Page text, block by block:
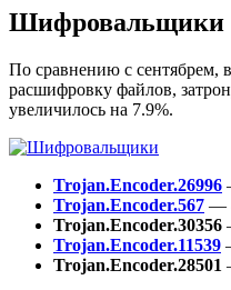
Шифровальщики
По сравнению с сентябрем,
расшифровку файлов,
увеличилось на 7.9%.
Trojan.Encoder.26996
Trojan.Encoder.567 —
Trojan.Encoder.30356
Trojan.Encoder.11539
Trojan.Encoder.28501